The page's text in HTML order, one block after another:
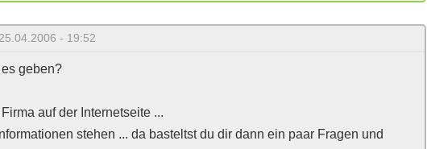
- 19:52
geben?
auf der Internetseite ...
stehen ... da basteltst du dir dann ein paar Fragen und